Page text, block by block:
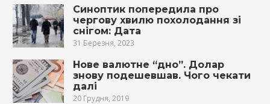
Синоптик попередила про
чергову хвилю похолодання зі
снігом: Дата
31 Березня, 2023
Нове валютне “дно”. Долар
знову подешевшав. Чого чекати
далі
20 Грудня, 2019